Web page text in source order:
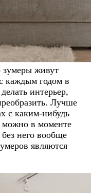
зумеры живут
каждым годом в
интерьер,
Лучше
с каким-нибудь
можно в моменте
него вообще
являются